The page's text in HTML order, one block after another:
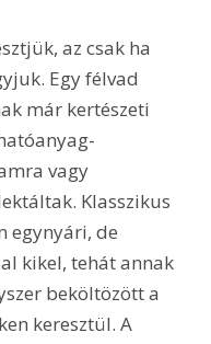
az csak ha
Egy félvad
már kertészeti
vagy
Klasszikus
egynyári, de
kikel, tehát annak
beköltözött a
keresztül. A